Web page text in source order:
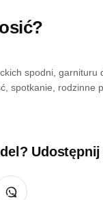
spodni,
spotkanie, rodzinne